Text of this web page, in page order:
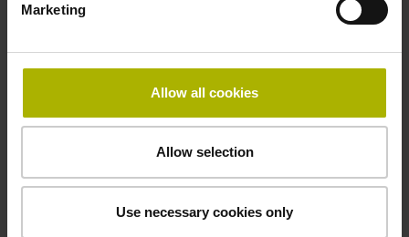
Marketing
Allow all cookies
Allow selection
Use necessary cookies only
中下游電子設備的介面需求。
瀏覽產品